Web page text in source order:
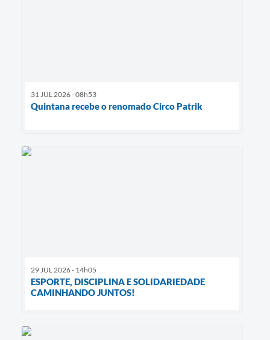
31 JUL 2026 - 08h53
Quintana recebe o renomado Circo Patrik
29 JUL 2026 - 14h05
ESPORTE, DISCIPLINA E SOLIDARIEDADE
CAMINHANDO JUNTOS!